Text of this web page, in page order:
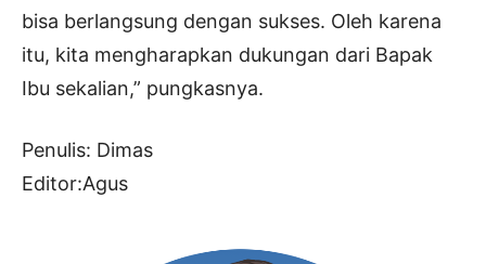
bisa berlangsung dengan sukses. Oleh karena
itu, kita mengharapkan dukungan dari Bapak
Ibu sekalian,” pungkasnya.
Penulis: Dimas
Editor:Agus